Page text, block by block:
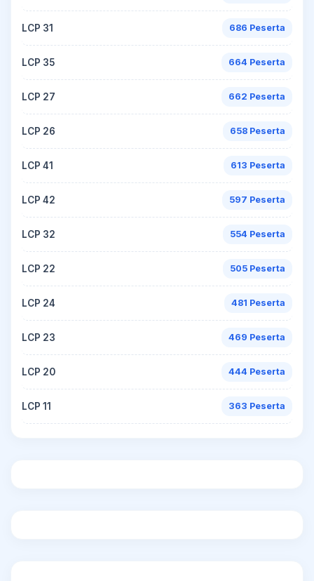
LCP 31 686 Peserta
LCP 35 664 Peserta
LCP 27 662 Peserta
LCP 26 658 Peserta
LCP 41 613 Peserta
LCP 42 597 Peserta
LCP 32 554 Peserta
LCP 22 505 Peserta
LCP 24 481 Peserta
LCP 23 469 Peserta
LCP 20 444 Peserta
LCP 11 363 Peserta